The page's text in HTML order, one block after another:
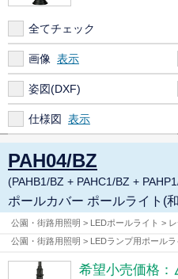
全てチェック
画像
姿図(DXF)
仕様図
PAH04/BZ
(PAHB1/BZ + PAHC1/BZ +
ポールカバー ポールライ
公園・
希望小売価格：